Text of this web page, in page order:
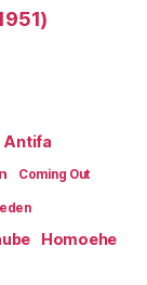
Antifa
Coming Out
Homoehe